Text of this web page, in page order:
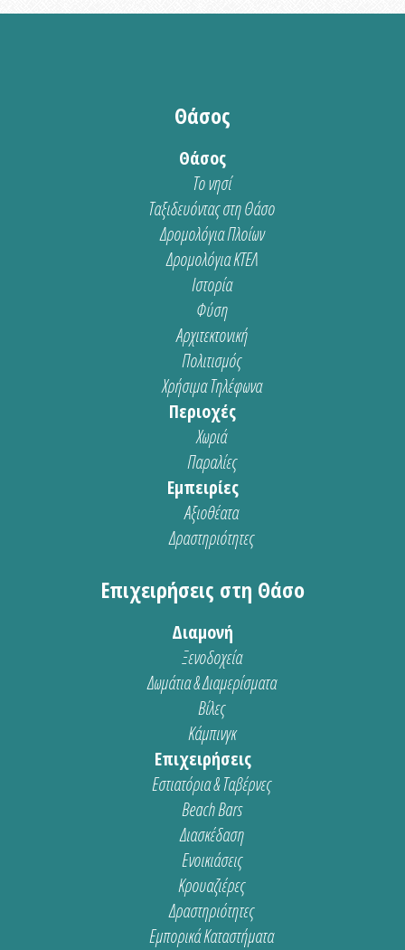
Θάσος
Θάσος
Το νησί
Ταξιδευόντας στη Θάσο
Δρομολόγια Πλοίων
Δρομολόγια ΚΤΕΛ
Ιστορία
Φύση
Αρχιτεκτονική
Πολιτισμός
Χρήσιμα Τηλέφωνα
Περιοχές
Χωριά
Παραλίες
Εμπειρίες
Αξιοθέατα
Δραστηριότητες
Επιχειρήσεις στη Θάσο
Διαμονή
Ξενοδοχεία
Δωμάτια & Διαμερίσματα
Βίλες
Κάμπινγκ
Επιχειρήσεις
Εστιατόρια & Ταβέρνες
Beach Bars
Διασκέδαση
Ενοικιάσεις
Κρουαζιέρες
Δραστηριότητες
Εμπορικά Καταστήματα